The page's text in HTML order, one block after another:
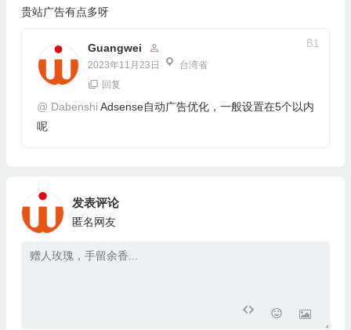
贵站广告有点多呀
Guangwei
2023年11月23日 台湾省
B1
回复
@ Dabenshi Adsense自动广告优化，一般设置在5个以内
呢
发表评论
匿名网友